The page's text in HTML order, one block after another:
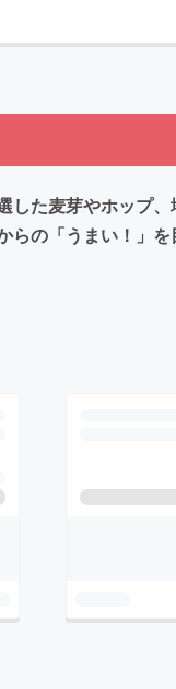
した麦芽やホップ
らの「うまい！」